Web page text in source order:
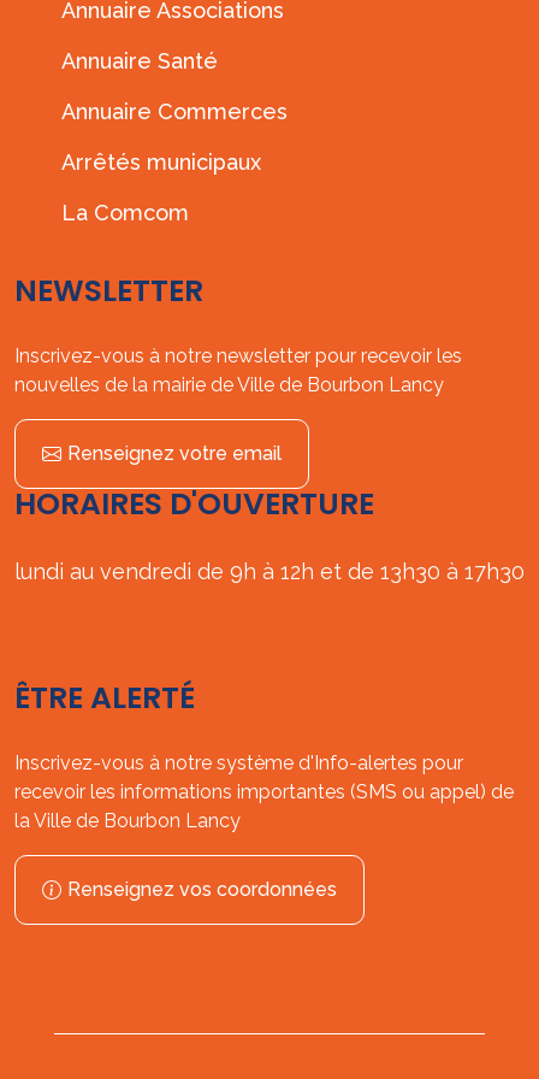
Annuaire Associations
Annuaire Santé
Annuaire Commerces
Arrêtés municipaux
La Comcom
NEWSLETTER
Inscrivez-vous à notre newsletter pour recevoir les
nouvelles de la mairie de Ville de Bourbon Lancy
Renseignez votre email
HORAIRES D'OUVERTURE
lundi au vendredi de 9h à 12h et de 13h30 à 17h30
ÊTRE ALERTÉ
Inscrivez-vous à notre système d'Info-alertes pour
recevoir les informations importantes (SMS ou appel) de
la Ville de Bourbon Lancy
Renseignez vos coordonnées